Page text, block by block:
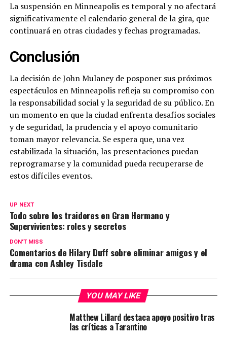
La suspensión en Minneapolis es temporal y no afectará
significativamente el calendario general de la gira, que
continuará en otras ciudades y fechas programadas.
Conclusión
La decisión de John Mulaney de posponer sus próximos
espectáculos en Minneapolis refleja su compromiso con
la responsabilidad social y la seguridad de su público. En
un momento en que la ciudad enfrenta desafíos sociales
y de seguridad, la prudencia y el apoyo comunitario
toman mayor relevancia. Se espera que, una vez
estabilizada la situación, las presentaciones puedan
reprogramarse y la comunidad pueda recuperarse de
estos difíciles eventos.
UP NEXT
Todo sobre los traidores en Gran Hermano y
Supervivientes: roles y secretos
DON'T MISS
Comentarios de Hilary Duff sobre eliminar amigos y el
drama con Ashley Tisdale
YOU MAY LIKE
Matthew Lillard destaca apoyo positivo tras
las críticas a Tarantino